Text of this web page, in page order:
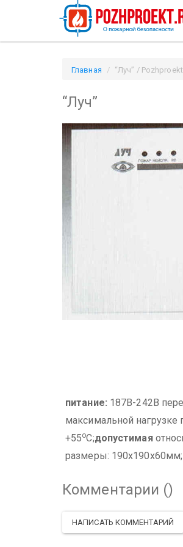
Главная “Луч” /
“Луч”
питание: 187В-242В
максимальной
+55оС;допустимая
размеры: 190х190х60мм;
Комментарии ()
НАПИСАТЬ КОММЕНТАРИЙ